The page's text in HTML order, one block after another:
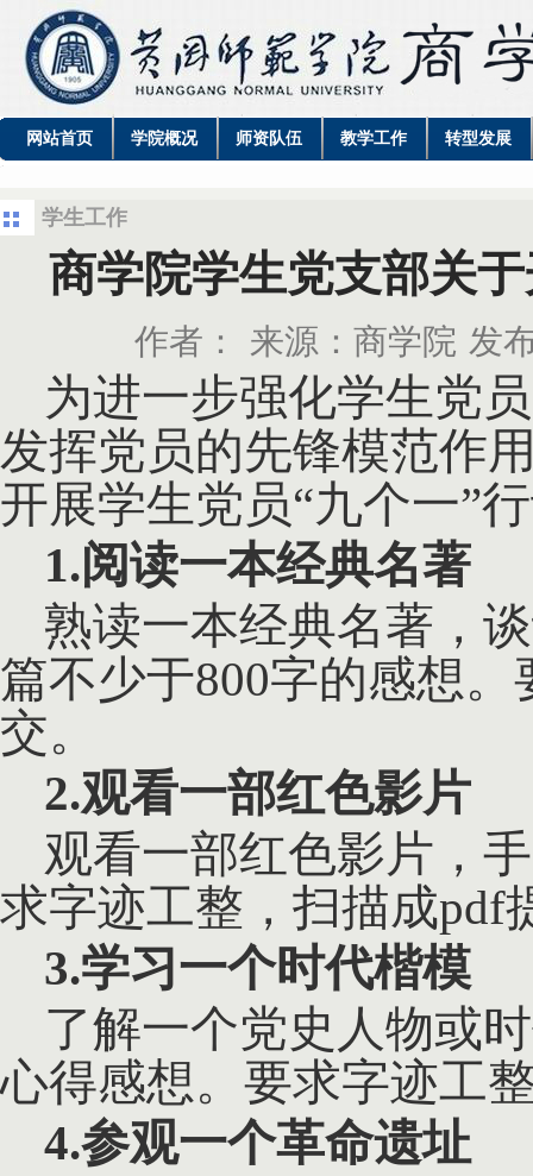
网站首页 学院概况 师资队伍 教学工作 转型发展
学生工作
商学院学生党支部关
作者： 来源：商学院 发
为进一步强化学生党
发挥党员的先锋模范作
开展学生党员“九个一”
1.阅读一本经典名著
熟读一本经典名著，
篇不少于800字的感想
交。
2.观看一部红色影片
观看一部红色影片，
求字迹工整，扫描成pdf
3.学习一个时代楷模
了解一个党史人物或
心得感想。要求字迹工
4.参观一个革命遗址